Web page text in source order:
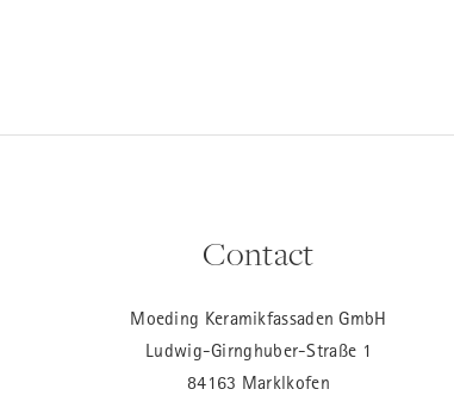
Contact
Moeding Keramikfassaden GmbH
Ludwig-Girnghuber-Straße 1
84163 Marklkofen